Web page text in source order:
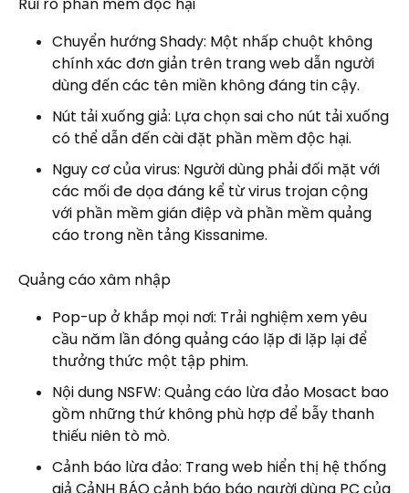
Chuyển hướng Shady: Một nhấp chuột không
chính xác đơn giản trên trang web dẫn người
dùng đến các tên miền không đáng tin cậy.
Nút tải xuống giả: Lựa chọn sai cho nút tải xuống
có thể dẫn đến cài đặt phần mềm độc hại.
Nguy cơ của virus: Người dùng phải đối mặt với
các mối đe dọa đáng kể từ virus trojan cộng
với phần mềm gián điệp và phần mềm quảng
cáo trong nền tảng Kissanime.
Quảng cáo xâm nhập
Pop-up ở khắp mọi nơi: Trải nghiệm xem yêu
cầu năm lần đóng quảng cáo lặp đi lặp lại để
thưởng thức một tập phim.
Nội dung NSFW: Quảng cáo lừa đảo Mosact bao
gồm những thứ không phù hợp để bẫy thanh
thiếu niên tò mò.
Cảnh báo lừa đảo: Trang web hiển thị hệ thống